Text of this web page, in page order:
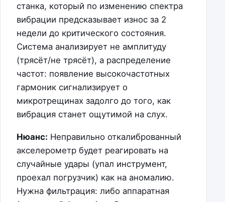
станка, который по изменению спектра
вибрации предсказывает износ за 2
недели до критического состояния.
Система анализирует не амплитуду
(трясёт/не трясёт), а распределение
частот: появление высокочастотных
гармоник сигнализирует о
микротрещинах задолго до того, как
вибрация станет ощутимой на слух.
Нюанс: Неправильно откалиброванный
акселерометр будет реагировать на
случайные удары (упал инструмент,
проехал погрузчик) как на аномалию.
Нужна фильтрация: либо аппаратная